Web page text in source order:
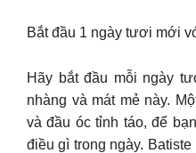
Bắt đầu 1 ngày tươi mới
Hãy bắt đầu mỗi ngày
nhàng và mát mẻ này.
và đầu óc tỉnh táo, để
điều gì trong ngày.